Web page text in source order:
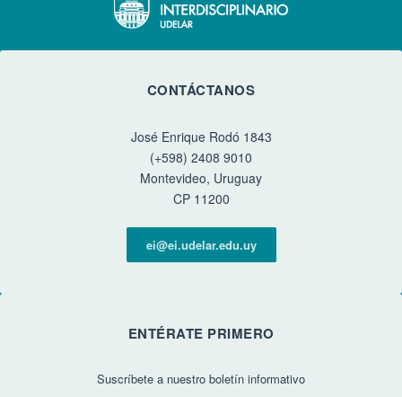
CONTÁCTANOS
José Enrique Rodó 1843
(+598) 2408 9010
Montevideo, Uruguay
CP 11200
ei@ei.udelar.edu.uy
ENTÉRATE PRIMERO
Suscríbete a nuestro boletín informativo